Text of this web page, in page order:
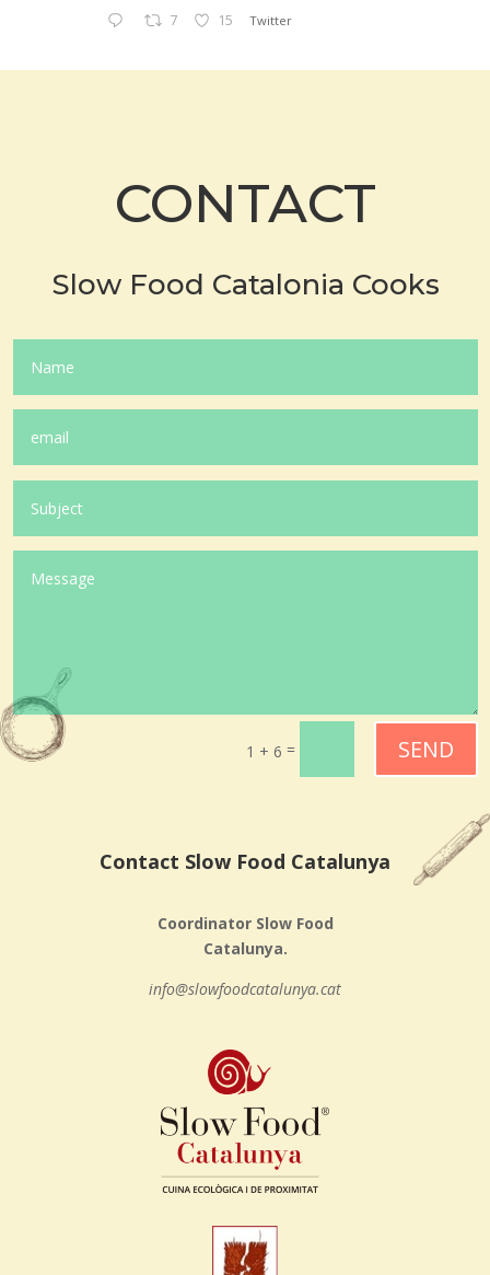
7 15 Twitter
CONTACT
Slow Food Catalonia Cooks
1 + 6 = SEND
Contact Slow Food Catalunya
Coordinator Slow Food
Catalunya.
info@slowfoodcatalunya.cat